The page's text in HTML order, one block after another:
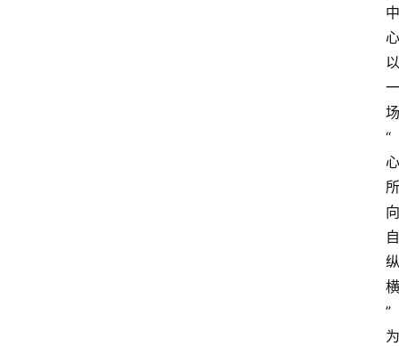
中
心
以
一
场
“
心
所
向
自
纵
横
”
为